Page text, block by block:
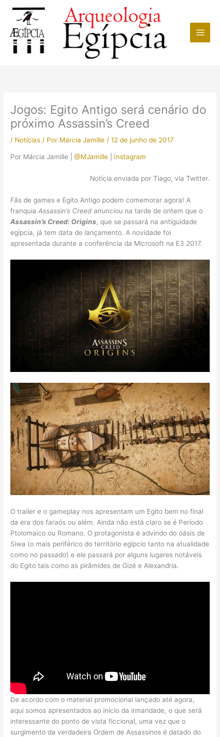
conteúdo
Jogos: Egito Antigo será cenário do
próximo Assassin’s Creed
/ Notícias / Por Márcia Jamille /12 de junho de 2017
Por Márcia Jamille |@MJamille Instagram
Notícia enviada por Tiago, via Twitter.
Fãs de games e Egito Antigo podem comemorar agora! A
franquiaAssassin’s Creed anunciou na tarde de ontem que o
Assassin’s Creed: Origins, que se passará na antiguidade
egípcia, já tem data de lançamento. A novidade foi
apresentada durante a conferência da Microsoft na E3 2017.
O trailer e o gameplay nos apresentam um Egito bem no final
da era dos faraós ou além. Ainda não está claro se é Período
Ptolomaico ou Romano. O protagonista é advindo do oásis de
Siwa (o mais periférico do território egípcio tanto na atualidade
como no passado) e ele passará por alguns lugares notáveis
do Egito tais como as pirâmides de Gizé e Alexandria.
De acordo com o material promocional lançado até agora,
aqui somos apresentados ao início da irmandade, o que será
interessante do ponto de vista ficcional, uma vez que o
surgimento da verdadeira Ordem de Assassinos é datado do